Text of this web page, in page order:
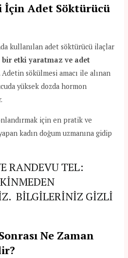
İçin Adet Söktürücü
kullanılan adet söktürücü ilaçlar
bir etki yaratmaz ve adet
Adetin sökülmesi amacı ile alınan
yüksek dozda hormon
için en pratik ve
kadın doğum uzmanına gidip
RANDEVU TEL:
BİLGİLERİNİZ GİZLİ
Ne Zaman